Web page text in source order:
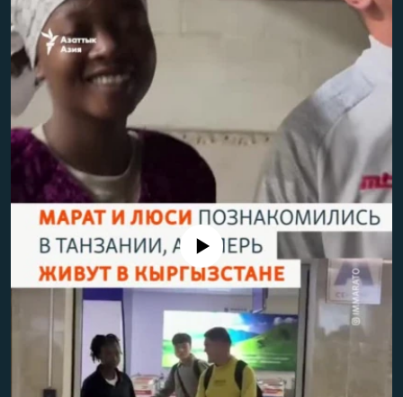
No media source currently available